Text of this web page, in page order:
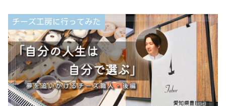
チーズ工房に行ってみた